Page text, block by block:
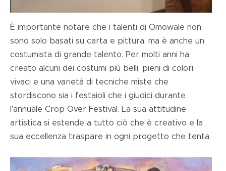
È importante notare che i talenti di Omowale non
sono solo basati su carta e pittura, ma è anche un
costumista di grande talento. Per molti anni ha
creato alcuni dei costumi più belli, pieni di colori
vivaci e una varietà di tecniche miste che
stordiscono sia i festaioli che i giudici durante
l'annuale Crop Over Festival. La sua attitudine
artistica si estende a tutto ciò che è creativo e la
sua eccellenza traspare in ogni progetto che tenta.